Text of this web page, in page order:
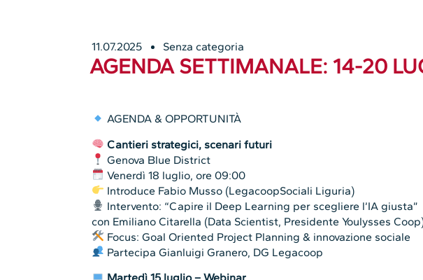
11.07.2025 Senza categoria
AGENDA SETTIMANALE: 14-20
AGENDA & OPPORTUNITÀ
Cantieri strategici, scenari futuri
Genova Blue District
Venerdì 18 luglio, ore 09:00
Introduce Fabio Musso (LegacoopSociali Liguria)
Intervento: “Capire il Deep Learning per scegliere l’IA giusta”
con Emiliano Citarella (Data Scientist, Presidente Youlysses
Focus: Goal Oriented Project Planning & innovazione sociale
Partecipa Gianluigi Granero, DG Legacoop